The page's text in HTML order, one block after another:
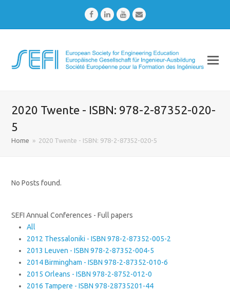
FacebookLinkedInYoutubeEmail
2020 Twente - ISBN: 978-2-87352-020-
5
Home » 2020 Twente - ISBN: 978-2-87352-020-5
No Posts found.
SEFI Annual Conferences - Full papers
All
2012 Thessaloniki - ISBN 978-2-87352-005-2
2013 Leuven - ISBN 978-2-87352-004-5
2014 Birmingham - ISBN 978-2-87352-010-6
2015 Orleans - ISBN 978-2-8752-012-0
2016 Tampere - ISBN 978-28735201-44